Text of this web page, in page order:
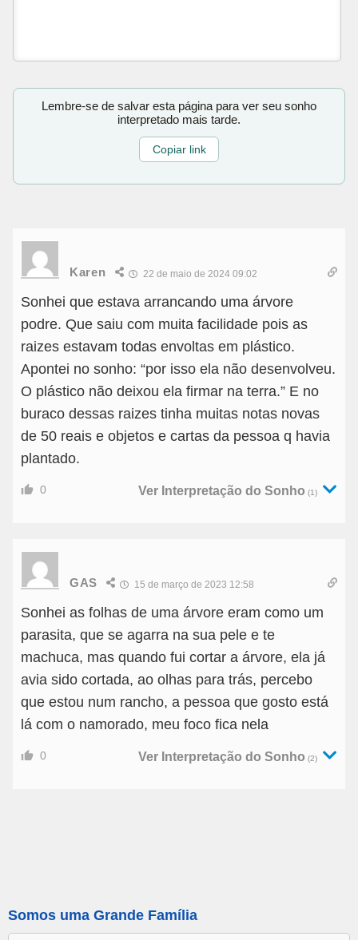
Lembre-se de salvar esta página para ver seu sonho
interpretado mais tarde.
Copiar link
Karen 22 de maio de 2024 09:02
Sonhei que estava arrancando uma árvore
podre. Que saiu com muita facilidade pois as
raizes estavam todas envoltas em plástico.
Apontei no sonho: “por isso ela não desenvolveu.
O plástico não deixou ela firmar na terra.” E no
buraco dessas raizes tinha muitas notas novas
de 50 reais e objetos e cartas da pessoa q havia
plantado.
0 Ver Interpretação do Sonho (1)
GAS 15 de março de 2023 12:58
Sonhei as folhas de uma árvore eram como um
parasita, que se agarra na sua pele e te
machuca, mas quando fui cortar a árvore, ela já
avia sido cortada, ao olhas para trás, percebo
que estou num rancho, a pessoa que gosto está
lá com o namorado, meu foco fica nela
0 Ver Interpretação do Sonho (2)
Somos uma Grande Família